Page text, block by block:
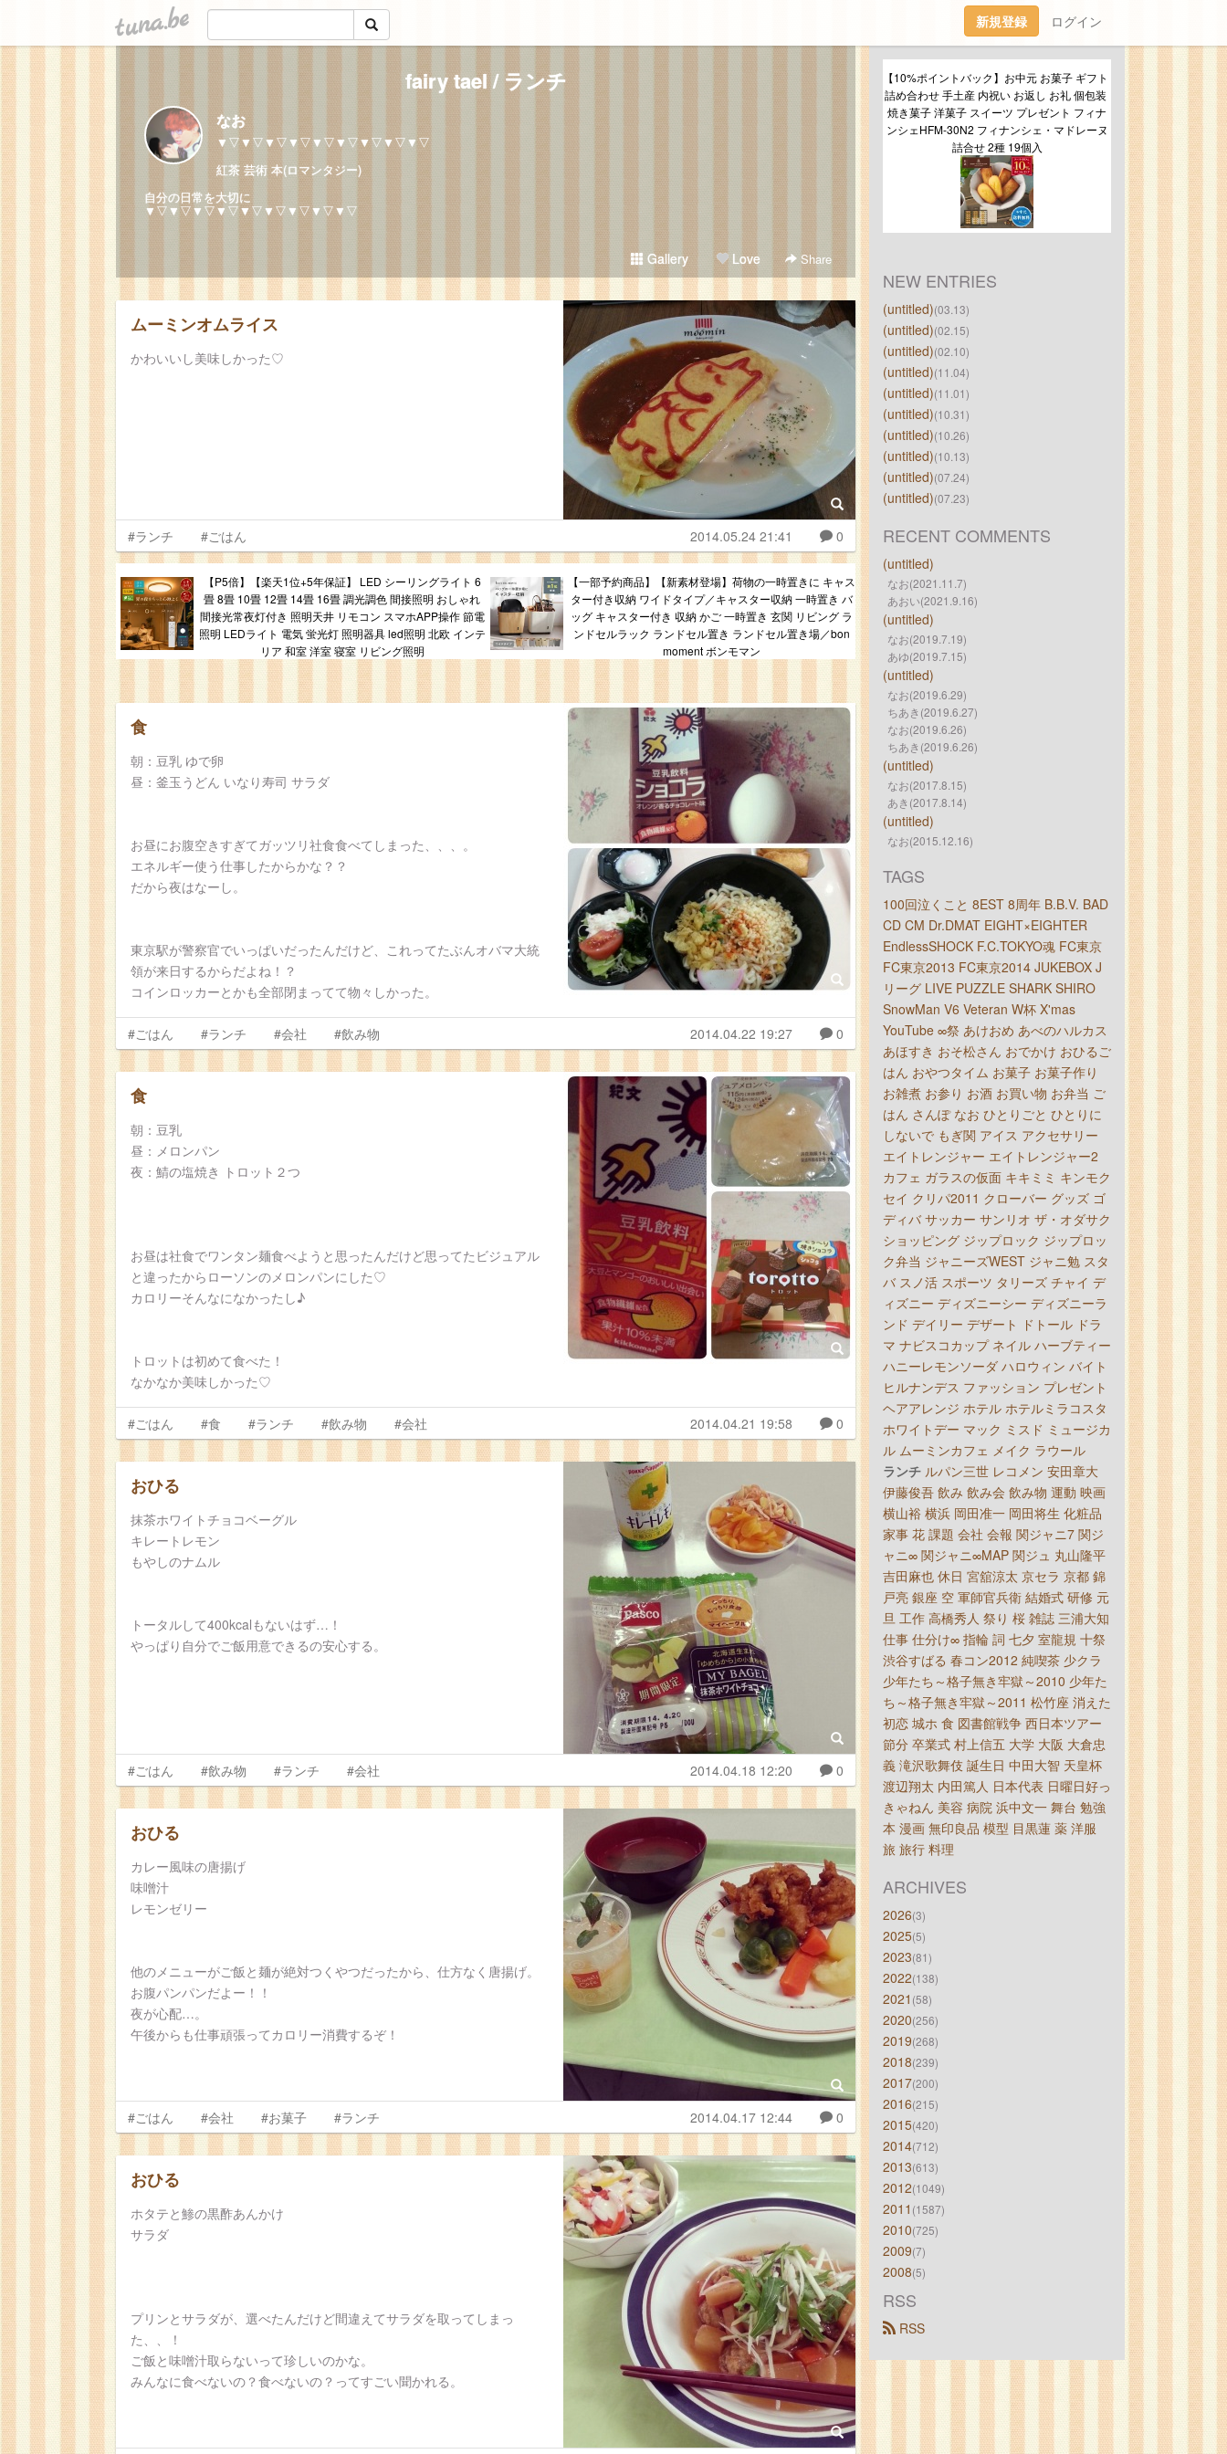
tuna.be 新規登録 ログイン
fairy tael / ランチ
なお
▼▽▼▽▼▽▼▽▼▽▼▽▼▽▼▽▼▽
紅茶 芸術 本(ロマンタジー)
自分の日常を大切に
▼▽▼▽▼▽▼▽▼▽▼▽▼▽▼▽▼▽
Gallery Love Share
ムーミンオムライス
かわいいし美味しかった♡
#ランチ #ごはん 2014.05.24 21:41 0
【P5倍】【楽天1位+5年保証】 LED シーリングライト 6
畳 8畳 10畳 12畳 14畳 16畳 調光調色 間接照明 おしゃれ
間接光常夜灯付き 照明天井 リモコン スマホAPP操作 節電
照明 LEDライト 電気 蛍光灯 照明器具 led照明 北欧 インテ
リア 和室 洋室 寝室 リビング照明
【一部予約商品】【新素材登場】荷物の一時置きに キャス
ター付き収納 ワイドタイプ／キャスター収納 一時置き バ
ッグ キャスター付き 収納 かご 一時置き 玄関 リビング ラ
ンドセルラック ランドセル置き ランドセル置き場／bon
moment ボンモマン
食
朝：豆乳 ゆで卵
昼：釜玉うどん いなり寿司 サラダ
お昼にお腹空きすぎてガッツリ社食食べてしまった、、、。
エネルギー使う仕事したからかな？？
だから夜はなーし。
東京駅が警察官でいっぱいだったんだけど、これってたぶんオバマ大統
領が来日するからだよね！？
コインロッカーとかも全部閉まってて物々しかった。
#ごはん #ランチ #会社 #飲み物 2014.04.22 19:27 0
食
朝：豆乳
昼：メロンパン
夜：鯖の塩焼き トロット２つ
お昼は社食でワンタン麺食べようと思ったんだけど思ってたビジュアル
と違ったからローソンのメロンパンにした♡
カロリーそんなになかったし♪
トロットは初めて食べた！
なかなか美味しかった♡
#ごはん #食 #ランチ #飲み物 #会社 2014.04.21 19:58 0
おひる
抹茶ホワイトチョコベーグル
キレートレモン
もやしのナムル
トータルして400kcalもないはず…！
やっぱり自分でご飯用意できるの安心する。
#ごはん #飲み物 #ランチ #会社 2014.04.18 12:20 0
おひる
カレー風味の唐揚げ
味噌汁
レモンゼリー
他のメニューがご飯と麺が絶対つくやつだったから、仕方なく唐揚げ。
お腹パンパンだよー！！
夜が心配…。
午後からも仕事頑張ってカロリー消費するぞ！
#ごはん #会社 #お菓子 #ランチ 2014.04.17 12:44 0
おひる
ホタテと鯵の黒酢あんかけ
サラダ
プリンとサラダが、選べたんだけど間違えてサラダを取ってしまっ
た、、！
ご飯と味噌汁取らないって珍しいのかな。
みんなに食べないの？食べないの？ってすごい聞かれる。
【10%ポイントバック】お中元 お菓子 ギフト
詰め合わせ 手土産 内祝い お返し お礼 個包装
焼き菓子 洋菓子 スイーツ プレゼント フィナ
ンシェHFM-30N2 フィナンシェ・マドレーヌ
詰合せ 2種 19個入
NEW ENTRIES
(untitled)(03.13)
(untitled)(02.15)
(untitled)(02.10)
(untitled)(11.04)
(untitled)(11.01)
(untitled)(10.31)
(untitled)(10.26)
(untitled)(10.13)
(untitled)(07.24)
(untitled)(07.23)
RECENT COMMENTS
(untitled)
なお(2021.11.7)
あおい(2021.9.16)
(untitled)
なお(2019.7.19)
あゆ(2019.7.15)
(untitled)
なお(2019.6.29)
ちあき(2019.6.27)
なお(2019.6.26)
ちあき(2019.6.26)
(untitled)
なお(2017.8.15)
あき(2017.8.14)
(untitled)
なお(2015.12.16)
TAGS
100回泣くこと 8EST 8周年 B.B.V. BAD
CD CM Dr.DMAT EIGHT×EIGHTER
EndlessSHOCK F.C.TOKYO魂 FC東京
FC東京2013 FC東京2014 JUKEBOX J
リーグ LIVE PUZZLE SHARK SHIRO
SnowMan V6 Veteran W杯 X'mas
YouTube ∞祭 あけおめ あべのハルカス
あほすき おそ松さん おでかけ おひるご
はん おやつタイム お菓子 お菓子作り
お雑煮 お参り お酒 お買い物 お弁当 ご
はん さんぽ なお ひとりごと ひとりに
しないで もぎ関 アイス アクセサリー
エイトレンジャー エイトレンジャー2
カフェ ガラスの仮面 キキミミ キンモク
セイ クリパ2011 クローバー グッズ ゴ
ディバ サッカー サンリオ ザ・オダサク
ショッピング ジップロック ジップロッ
ク弁当 ジャニーズWEST ジャニ勉 スタ
バ スノ活 スポーツ タリーズ チャイ デ
ィズニー ディズニーシー ディズニーラ
ンド デイリー デザート ドトール ドラ
マ ナビスコカップ ネイル ハーブティー
ハニーレモンソーダ ハロウィン バイト
ヒルナンデス ファッション プレゼント
ヘアアレンジ ホテル ホテルミラコスタ
ホワイトデー マック ミスド ミュージカ
ル ムーミンカフェ メイク ラウール
ランチ ルパン三世 レコメン 安田章大
伊藤俊吾 飲み 飲み会 飲み物 運動 映画
横山裕 横浜 岡田准一 岡田将生 化粧品
家事 花 課題 会社 会報 関ジャニ7 関ジ
ャニ∞ 関ジャニ∞MAP 関ジュ 丸山隆平
吉田麻也 休日 宮舘涼太 京セラ 京都 錦
戸亮 銀座 空 軍師官兵衛 結婚式 研修 元
旦 工作 高橋秀人 祭り 桜 雑誌 三浦大知
仕事 仕分け∞ 指輪 詞 七夕 室龍規 十祭
渋谷すばる 春コン2012 純喫茶 少クラ
少年たち～格子無き牢獄～2010 少年た
ち～格子無き牢獄～2011 松竹座 消えた
初恋 城ホ 食 図書館戦争 西日本ツアー
節分 卒業式 村上信五 大学 大阪 大倉忠
義 滝沢歌舞伎 誕生日 中田大智 天皇杯
渡辺翔太 内田篤人 日本代表 日曜日好っ
きゃねん 美容 病院 浜中文一 舞台 勉強
本 漫画 無印良品 模型 目黒蓮 薬 洋服
旅 旅行 料理
ARCHIVES
2026(3)
2025(5)
2023(81)
2022(138)
2021 (58)
2020(256)
2019(268)
2018(239)
2017(200)
2016(215)
2015(420)
2014(712)
2013(613)
2012(1049)
2011 (1587)
2010(725)
2009(7)
2008(5)
RSS
RSS